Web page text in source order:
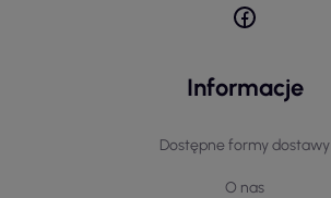
Informacje
Dostępne formy dostawy
O nas